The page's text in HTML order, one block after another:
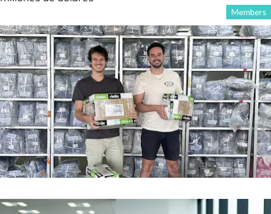
Members